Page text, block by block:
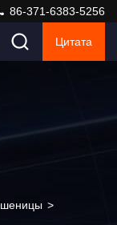
86-371-6383-5256
Цитата
>